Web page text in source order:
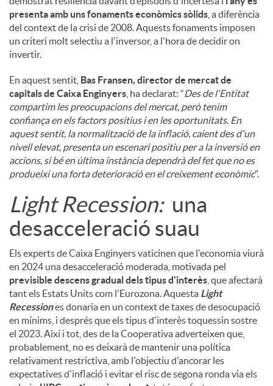
presenta amb uns fonaments econòmics sòlids , a diferència
del context de la crisi de 2008. Aquests fonaments imposen
un criteri molt selectiu a l'inversor, a l'hora de decidir on
invertir.
En aquest sentit, Bas Fransen, director de mercat de
capitals de Caixa Enginyers , ha declarat: “Des de l'Entitat
compartim les preocupacions del mercat, però tenim
confiança en els factors positius i en les oportunitats. En
aquest sentit, la normalització de la inflació, caient des d'un
nivell elevat, presenta un escenari positiu per a la inversió en
accions, si bé en última instància dependrà del fet que no es
produeixi una forta deterioració en el creixement econòmic”.
Light Recession: una
desacceleració suau
Els experts de Caixa Enginyers vaticinen que l'economia viurà
en 2024 una desacceleració moderada, motivada pel
previsible descens gradual dels tipus d'interès , que afectarà
tant els Estats Units com l'Eurozona. Aquesta Light
Recessiones donaria en un context de taxes de desocupació
en mínims, i després que els tipus d'interès toquessin sostre
el 2023. Així i tot, des de la Cooperativa adverteixen que,
probablement, no es deixarà de mantenir una política
relativament restrictiva, amb l'objectiu d'ancorar les
expectatives d'inflació i evitar el risc de segona ronda via els